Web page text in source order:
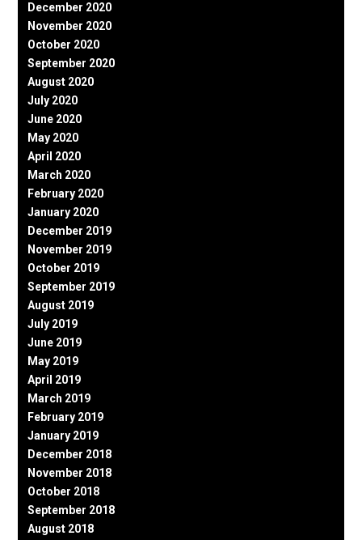
December 2020
November 2020
October 2020
September 2020
August 2020
July 2020
June 2020
May 2020
April 2020
March 2020
February 2020
January 2020
December 2019
November 2019
October 2019
September 2019
August 2019
July 2019
June 2019
May 2019
April 2019
March 2019
February 2019
January 2019
December 2018
November 2018
October 2018
September 2018
August 2018